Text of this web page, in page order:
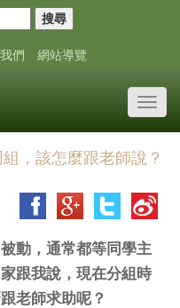
搜尋
們 網站導覽
，該怎麼跟老師說？
動，通常都等同學主
跟我說，現在分組時
老師求助呢？